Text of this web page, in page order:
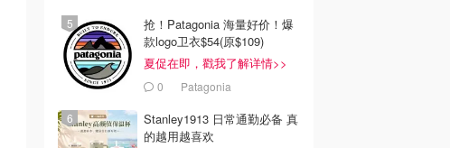
抢！Patagonia 海量好价！爆
款logo卫衣$54(原$109)
夏促在即，戳我了解详情>>
0 Patagonia
Stanley1913 日常通勤必备 真
的越用越喜欢